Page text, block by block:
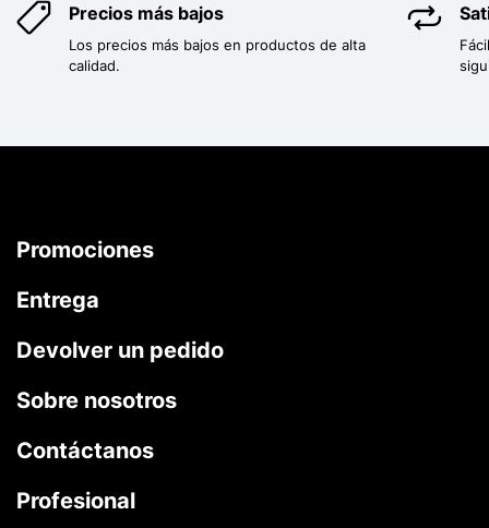
Precios más bajos
Los precios más bajos en productos de alta
calidad.
Promociones
Entrega
Devolver un pedido
Sobre nosotros
Contáctanos
Profesional